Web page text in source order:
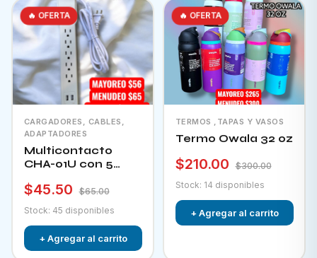
🔥 OFERTA
CARGADORES, CABLES,
ADAPTADORES
Multicontacto
CHA-01U con 5
puertos usb e
$45.50
$65.00
Stock: 45 disponibles
+ Agregar al carrito
🔥 OFERTA
TERMOS ,TAPAS Y VASOS
Termo Owala 32 oz
$210.00
$300.00
Stock: 14 disponibles
+ Agregar al carrito